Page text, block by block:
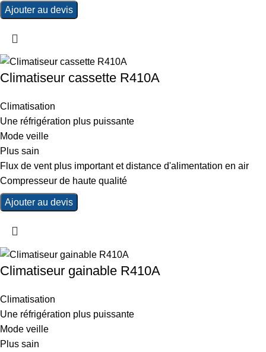
Ajouter au devis
Climatiseur cassette R410A
Climatisation
Une réfrigération plus puissante
Mode veille
Plus sain
Flux de vent plus important et distance d'alimentation en air
Compresseur de haute qualité
Ajouter au devis
Climatiseur gainable R410A
Climatisation
Une réfrigération plus puissante
Mode veille
Plus sain